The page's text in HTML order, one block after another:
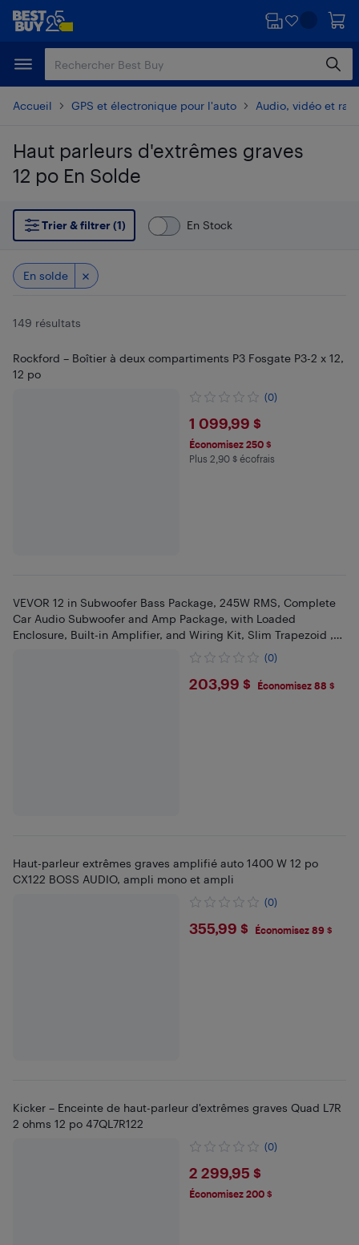
Passer
principal
Passer
Accueil GPS et électronique pour l'auto Audio, vidéo et
Haut parleurs d'extrêmes graves
12 po En Solde
Passer aux résultats
Trier & filtrer (1)
En Stock
En solde
149 résultats
Rockford – Boîtier à deux compartiments P3 Fosgate P3-2 x 12,
12 po
(0)
$1099.99
1 099,99 $
Économisez 250 $
Plus 2.9 $ en écofrais
Plus 2,90 $ écofrais
VEVOR 12 in Subwoofer Bass Package, 245W RMS, Complete
Car Audio Subwoofer and Amp Package, with Loaded
Enclosure, Built-in Amplifier, and Wiring Kit, Slim Trapezoid ,
(0)
$203.99
203,99 $ Économisez 88 $
Haut-parleur extrêmes graves amplifié auto 1400 W 12 po
CX122 BOSS AUDIO, ampli mono et ampli
(0)
$355.99
355,99 $ Économisez 89 $
Kicker – Enceinte de haut-parleur d'extrêmes graves Quad L7R
2 ohms 12 po 47QL7R122
(0)
$2299.95
2 299,95 $
Économisez 200 $